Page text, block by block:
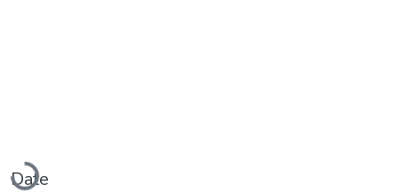
Loading...
Date